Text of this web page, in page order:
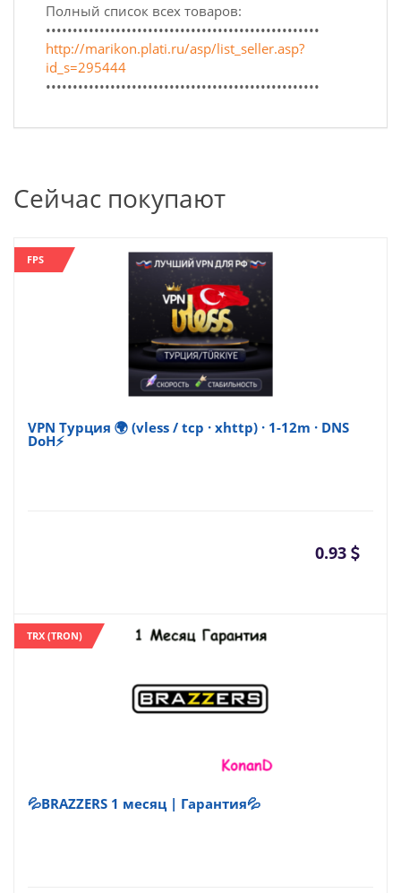
Полный список всех товаров:
•••••••••••••••••••••••••••••••••••••••••••••••••••
http://marikon.plati.ru/asp/list_seller.asp?
id_s=295444
•••••••••••••••••••••••••••••••••••••••••••••••••••
Сейчас покупают
FPS
VPN Турция 🌍 (vless / tcp · xhttp) · 1-12m · DNS
DoH⚡
0.93
TRX (TRON)
💦BRAZZERS 1 месяц | Гарантия💦